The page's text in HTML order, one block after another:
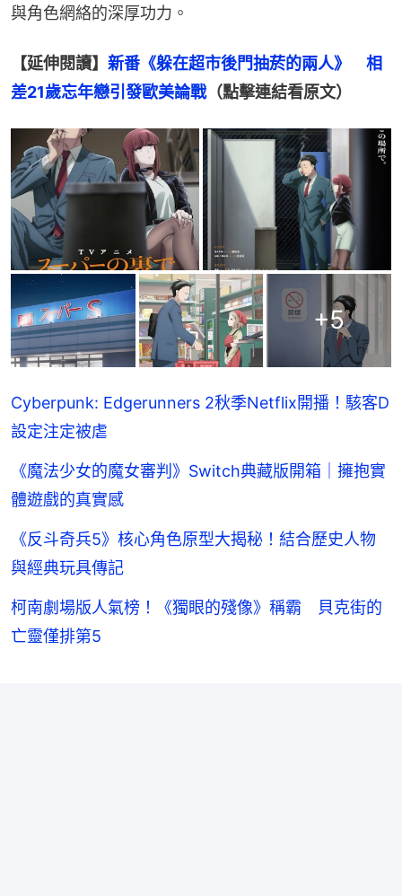
與角色網絡的深厚功力。
【延伸閱讀】 新番《躲在超市後門抽菸的兩人》　相
差21歲忘年戀引發歐美論戰（點擊連結看原文）
+5
Cyberpunk: Edgerunners 2秋季Netflix開播！駭客D
設定注定被虐
《魔法少女的魔女審判》Switch典藏版開箱｜擁抱實
體遊戲的真實感
《反斗奇兵5》核心角色原型大揭秘！結合歷史人物
與經典玩具傳記
柯南劇場版人氣榜！《獨眼的殘像》稱霸 貝克街的
亡靈僅排第5